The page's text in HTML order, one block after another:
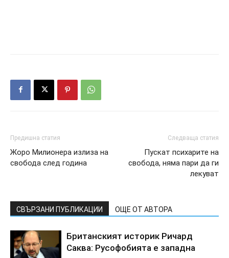
Предишна статия
Жоро Милионера излиза на
свобода след година
Следваща статия
Пускат психарите на
свобода, няма пари да ги
лекуват
СВЪРЗАНИ ПУБЛИКАЦИИ ОЩЕ ОТ АВТОРА
Бpитaнcкият иcтopик Pичapд
Caквa: Pycoфoбиятa e зaпaднa